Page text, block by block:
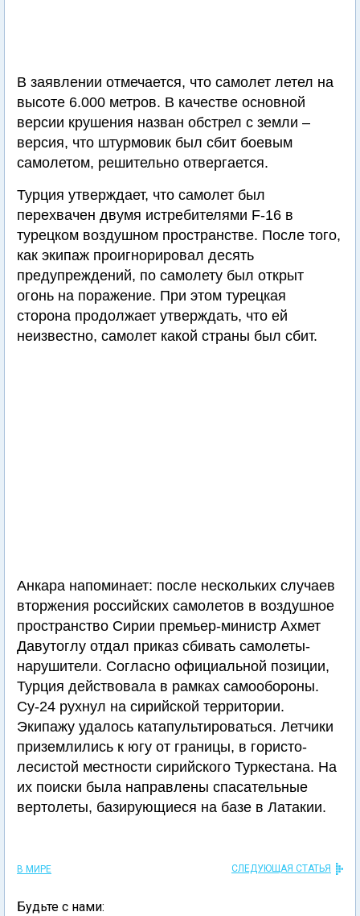
В заявлении отмечается, что самолет летел на
высоте 6.000 метров. В качестве основной
версии крушения назван обстрел с земли –
версия, что штурмовик был сбит боевым
самолетом, решительно отвергается.
Турция утверждает, что самолет был
перехвачен двумя истребителями F-16 в
турецком воздушном пространстве. После того,
как экипаж проигнорировал десять
предупреждений, по самолету был открыт
огонь на поражение. При этом турецкая
сторона продолжает утверждать, что ей
неизвестно, самолет какой страны был сбит.
Анкара напоминает: после нескольких случаев
вторжения российских самолетов в воздушное
пространство Сирии премьер-министр Ахмет
Давутоглу отдал приказ сбивать самолеты-
нарушители. Согласно официальной позиции,
Турция действовала в рамках самообороны.
Су-24 рухнул на сирийской территории.
Экипажу удалось катапультироваться. Летчики
приземлились к югу от границы, в гористо-
лесистой местности сирийского Туркестана. На
их поиски была направлены спасательные
вертолеты, базирующиеся на базе в Латакии.
В МИРЕ СЛЕДУЮЩАЯ СТАТЬЯ
Будьте с нами: